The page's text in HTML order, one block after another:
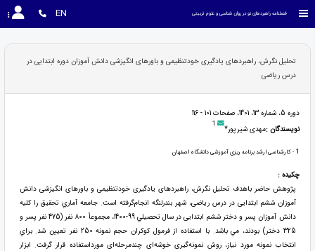
فصلنامه راهبردهای نو در روان شناسی و علوم تربیتی EN
تحلیل نگرش، راهبردهای یادگیری خودتنظیمی و باورهای انگیزشی دانش آموزان دوره ابتدایی در
درس ریاضی
دوره 5، شماره 13، 1401، صفحات 101 - 116
نویسندگان :مهدی شیرپور* 1
1 - کارشناسی ارشد برنامه ریزی آموزشی دانشگاه اصفهان
چکیده :
پژوهش حاضر باهدف تحلیل نگرش، راهبردهای یادگیری خودتنظیمی و باورهای انگیزشی دانش
آموزان ششم ابتدایی در درس ریاضی، شهر بندرلنگه انجام‌گرفته است. جامعه آماري تحقيق را كليه
دانش آموزان پسر و دختر ششم ابتدایی در سال تحصيلي 99-1400، مجموعاً 800 نفر (475 نفر پسر و
325 دختر) بودند، مي باشد. با استفاده از فرمول کوکران حجم نمونه 250 نفر تعیین شد. براي
انتخاب نمونه مورد نیاز، روش نمونه‌گیری خوشه‌ای چندمرحله‌ای مورداستفاده قرار گرفت. ابزار